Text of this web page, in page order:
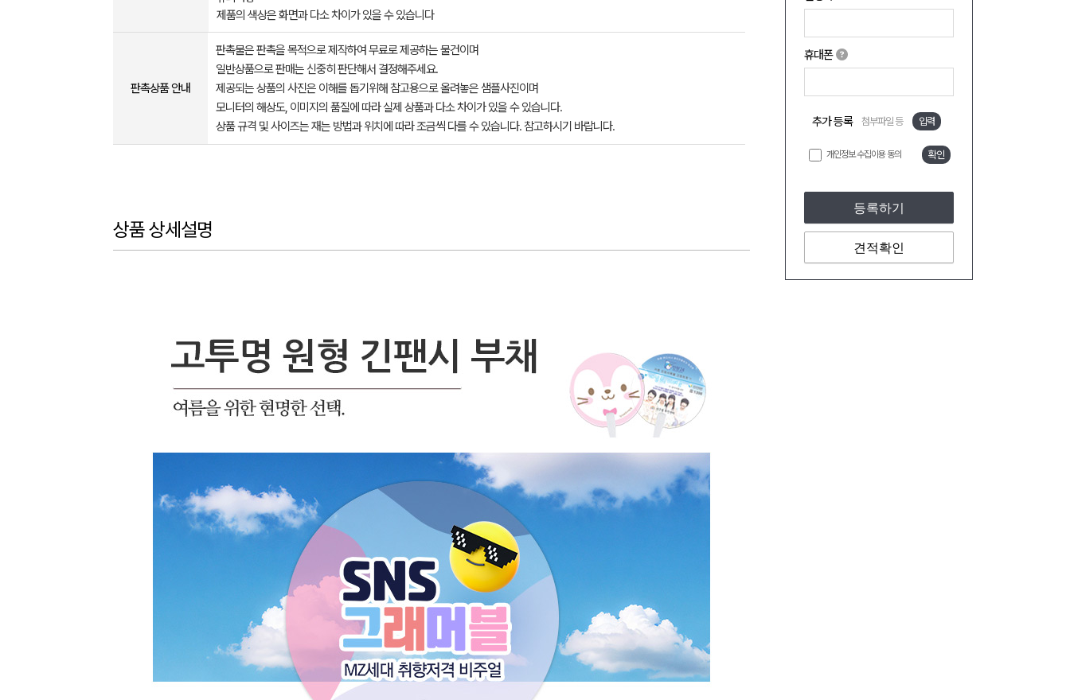
휴대폰
추가 등록 첨부파일 등 입력
개인정보 수집이용 동의 확인
등록하기
견적확인
제품의 색상은 화면과 다소 차이가 있을 수 있습니다
판촉상품 안내
판촉물은 판촉을 목적으로 제작하여 무료로 제공하는 물건이며
일반상품으로 판매는 신중히 판단해서 결정해주세요.
제공되는 상품의 사진은 이해를 돕기위해 참고용으로 올려놓은 샘플사진이며
모니터의 해상도, 이미지의 품질에 따라 실제 상품과 다소 차이가 있을 수 있습니다.
상품 규격 및 사이즈는 재는 방법과 위치에 따라 조금씩 다를 수 있습니다. 참고하시기 바랍니다.
상품 상세설명